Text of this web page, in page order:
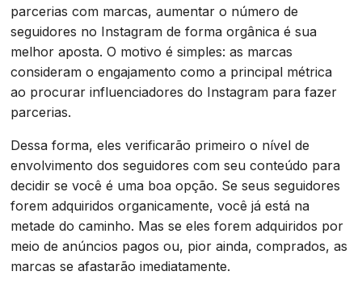
parcerias com marcas, aumentar o número de
seguidores no Instagram de forma orgânica é sua
melhor aposta. O motivo é simples: as marcas
consideram o engajamento como a principal métrica
ao procurar influenciadores do Instagram para fazer
parcerias.
Dessa forma, eles verificarão primeiro o nível de
envolvimento dos seguidores com seu conteúdo para
decidir se você é uma boa opção. Se seus seguidores
forem adquiridos organicamente, você já está na
metade do caminho. Mas se eles forem adquiridos por
meio de anúncios pagos ou, pior ainda, comprados, as
marcas se afastarão imediatamente.